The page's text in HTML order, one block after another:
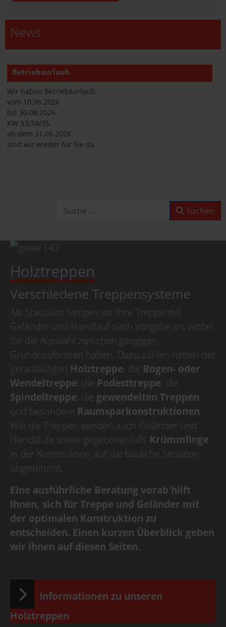
News
Betriebsurlaub
Wir haben Betriebsurlaub
vom 10.08.2026
bis 30.08.2026,
KW 33/34/35,
ab dem 31.08.2026
sind wir wieder für Sie da.
sind wir wieder für Sie da.
Betriebsurlaub
Wir haben Betriebsurlaub
bis 30.08.2026,
KW 33/34/35,
ab dem 31.08.2026
sind wir wieder für Sie da.
Betriebsurlaub
Wir haben Betriebsurlaub
vom 10.08.2026
bis 30.08.2026,
KW 33/34/35,
ab dem 31.08.2026
sind wir wieder für Sie da.
vom 10.08.2026
bis 30.08.2026,
KW 33/34/35,
sind wir wieder für Sie da.
Suchen Suchen
Holztreppen
Verschiedene Treppensysteme
Als Spezialist fertigen wir Ihre Treppe mit
Geländer und Handlauf nach Vorgabe an, wobei
Sie die Auswahl zwischen gängigen
Grundrissformen haben. Dazu zählen neben der
geradläufigen Holztreppe , die Bogen- oder
Wendeltreppe , die Podesttreppe , die
Spindeltreppe , die gewendelten Treppen
und besondere Raumsparkonstruktionen.
Wie die Treppen werden auch Geländer und
Handläufe sowie gegebenenfalls Krümmlinge
in der Konstruktion auf die bauliche Situation
abgestimmt.
Eine ausführliche Beratung vorab hilft
Ihnen, sich für Treppe und Geländer mit
der optimalen Konstruktion zu
entscheiden. Einen kurzen Überblick geben
wir Ihnen auf diesen Seiten.
Informationen zu unseren
Holztreppen